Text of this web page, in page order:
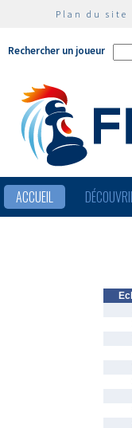
Plan du site
Rechercher un joueur
ACCUEIL